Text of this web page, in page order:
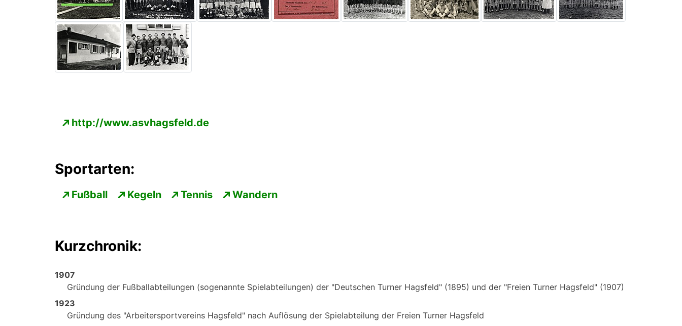
http://www.asvhagsfeld.de
Sportarten:
Fußball Kegeln Tennis Wandern
Kurzchronik:
1907
Gründung der Fußballabteilungen (sogenannte Spielabteilungen) der "Deutschen Turner Hagsfeld" (1895) und der "Freien Turner Hagsfeld" (1907)
1923
Gründung des "Arbeitersportvereins Hagsfeld" nach Auflösung der Spielabteilung der Freien Turner Hagsfeld